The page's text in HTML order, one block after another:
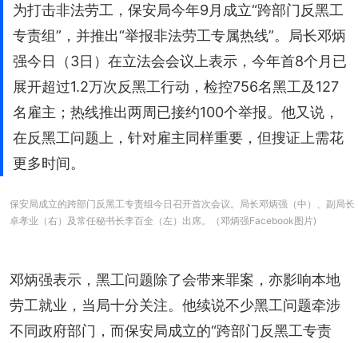
为打击非法劳工，保安局今年9月成立“跨部门反黑工
专责组”，并推出“举报非法劳工专属热线”。局长邓炳
强今日（3日）在立法会会议上表示，今年首8个月已
展开超过1.2万次反黑工行动，检控756名黑工及127
名雇主；热线推出两周已接约100个举报。他又说，
在反黑工问题上，针对雇主同样重要，但搜证上需花
更多时间。
保安局成立的跨部门反黑工专责组今日召开首次会议。局长邓炳强（中）、副局长
卓孝业（右）及常任秘书长李百全（左）出席。（邓炳强Facebook图片)
邓炳强表示，黑工问题除了会带来罪案，亦影响本地
劳工就业，当局十分关注。他续说不少黑工问题牵涉
不同政府部门，而保安局成立的“跨部门反黑工专责